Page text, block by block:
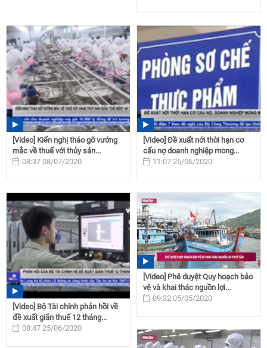
[Video] Kiến nghị tháo gỡ vướng
mắc về thuế với thủy sản...
08:37 08/07/2020
[Video] Đề xuất nới thời hạn cơ
cấu nợ doanh nghiệp mong...
11:07 26/06/2020
[Video] Bộ Tài chính phản hồi về
đề xuất giãn thuế 12 tháng...
08:47 25/06/2020
[Video] Phê duyệt Quy hoạch bảo
vệ và khai thác nguồn lợi...
09:32 05/05/2020